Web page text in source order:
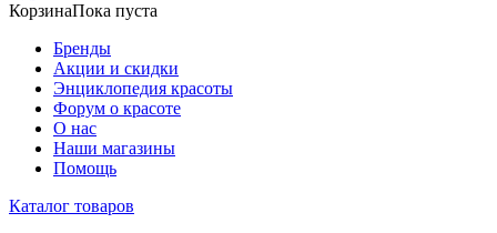
КорзинаПока пуста
Бренды
Акции и скидки
Энциклопедия красоты
Форум о красоте
О нас
Наши магазины
Помощь
Каталог товаров